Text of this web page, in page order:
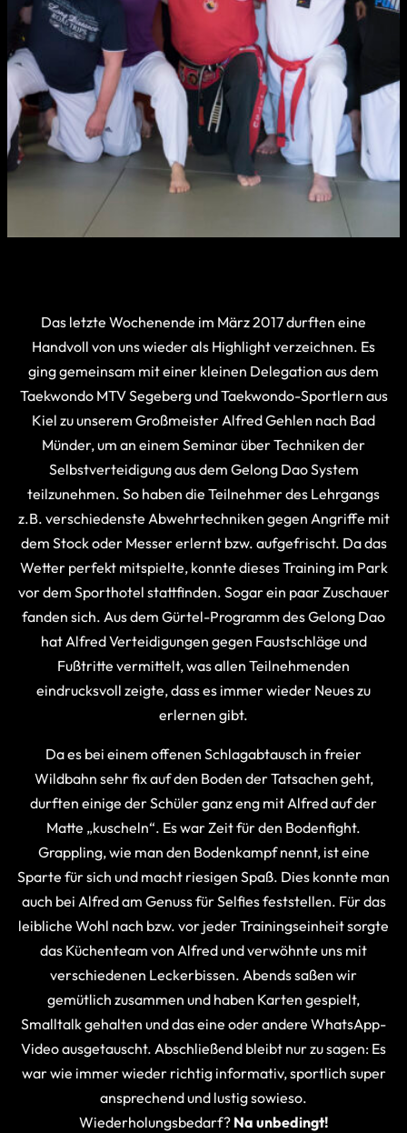
Das letzte Wochenende im März 2017 durften eine
Handvoll von uns wieder als Highlight verzeichnen. Es
ging gemeinsam mit einer kleinen Delegation aus dem
Taekwondo MTV Segeberg und Taekwondo-Sportlern aus
Kiel zu unserem Großmeister Alfred Gehlen nach Bad
Münder, um an einem Seminar über Techniken der
Selbstverteidigung aus dem Gelong Dao System
teilzunehmen. So haben die Teilnehmer des Lehrgangs
z.B. verschiedenste Abwehrtechniken gegen Angriffe mit
dem Stock oder Messer erlernt bzw. aufgefrischt. Da das
Wetter perfekt mitspielte, konnte dieses Training im Park
vor dem Sporthotel stattfinden. Sogar ein paar Zuschauer
fanden sich. Aus dem Gürtel-Programm des Gelong Dao
hat Alfred Verteidigungen gegen Faustschläge und
Fußtritte vermittelt, was allen Teilnehmenden
eindrucksvoll zeigte, dass es immer wieder Neues zu
erlernen gibt.
Da es bei einem offenen Schlagabtausch in freier
Wildbahn sehr fix auf den Boden der Tatsachen geht,
durften einige der Schüler ganz eng mit Alfred auf der
Matte „kuscheln“. Es war Zeit für den Bodenfight.
Grappling, wie man den Bodenkampf nennt, ist eine
Sparte für sich und macht riesigen Spaß. Dies konnte man
auch bei Alfred am Genuss für Selfies feststellen. Für das
leibliche Wohl nach bzw. vor jeder Trainingseinheit sorgte
das Küchenteam von Alfred und verwöhnte uns mit
verschiedenen Leckerbissen. Abends saßen wir
gemütlich zusammen und haben Karten gespielt,
Smalltalk gehalten und das eine oder andere WhatsApp-
Video ausgetauscht. Abschließend bleibt nur zu sagen: Es
war wie immer wieder richtig informativ, sportlich super
ansprechend und lustig sowieso.
Wiederholungsbedarf? Na unbedingt!